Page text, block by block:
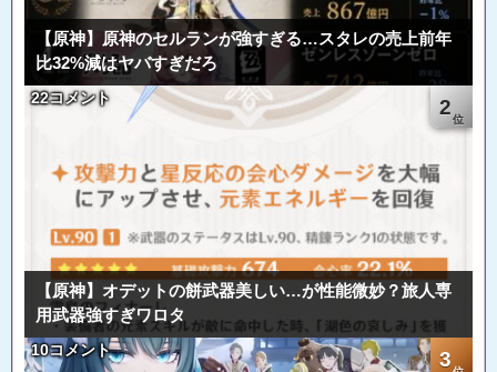
【原神】原神のセルランが強すぎる…スタレの売上前年
比32%減はヤバすぎだろ
2
22コメント
【原神】オデットの餅武器美しい…が性能微妙？旅人専
用武器強すぎワロタ
3
10コメント